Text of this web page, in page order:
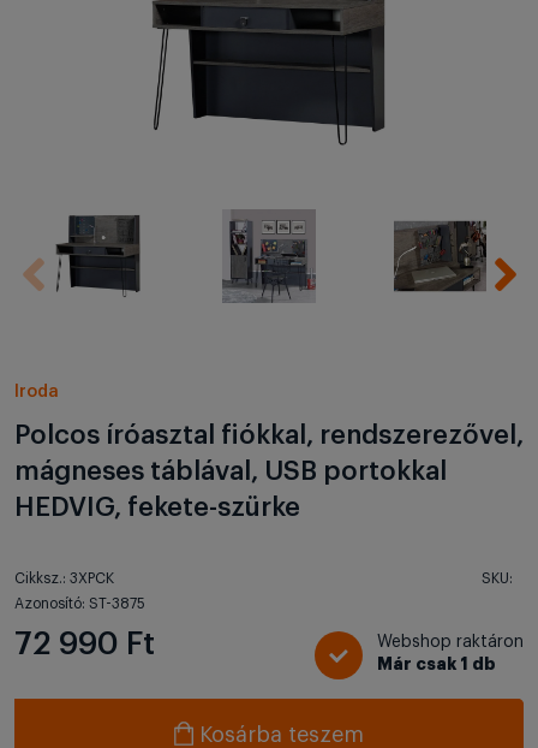
Iroda
Polcos íróasztal fiókkal, rendszerezővel,
mágneses táblával, USB portokkal
HEDVIG, fekete-szürke
Cikksz.: 3XPCK
SKU:
Azonosító: ST-3875
72 990 Ft
Webshop raktáron
Már csak 1 db
Kosárba teszem